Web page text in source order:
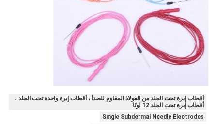
أقطاب إبرة تحت الجلد من الفولاذ المقاوم للصدأ ، أقطاب إبرة واحدة تحت الجلد ،
أقطاب إبرة تحت الجلد 12 لونًا
Single Subdermal Needle Electrodes